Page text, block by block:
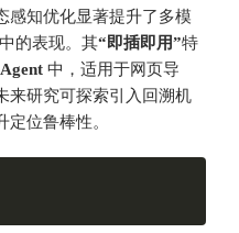
感知优化显著提升了多模
的表现。其“即插即用”特
中，适用于网页导
来研究可探索引入回溯机
位鲁棒性。